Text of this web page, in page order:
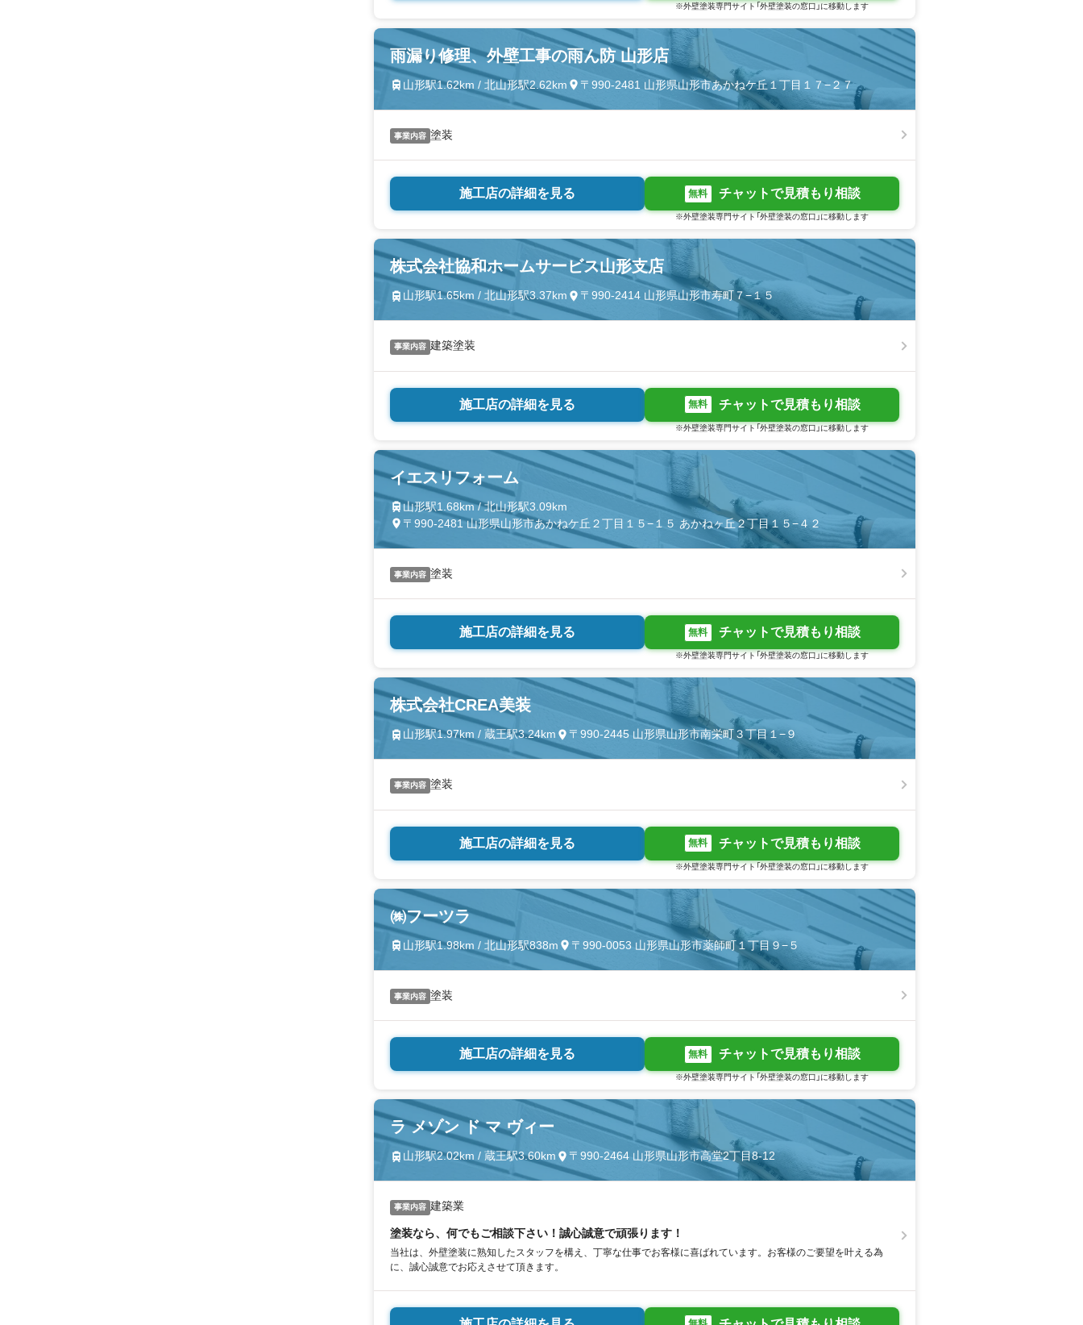
※外壁塗装専門サイト「外壁塗装の窓口」に移動します
雨漏り修理、外壁工事の雨ん防 山形店
山形駅1.62km / 北山形駅2.62km 〒990-2481 山形県山形市あかねケ丘１丁目１７−２７
事業内容 塗装
施工店の詳細を見る 無料 チャットで見積もり相談
※外壁塗装専門サイト「外壁塗装の窓口」に移動します
株式会社協和ホームサービス山形支店
山形駅1.65km / 北山形駅3.37km 〒990-2414 山形県山形市寿町７−１５
事業内容 建築塗装
施工店の詳細を見る 無料 チャットで見積もり相談
※外壁塗装専門サイト「外壁塗装の窓口」に移動します
イエスリフォーム
山形駅1.68km / 北山形駅3.09km
〒990-2481 山形県山形市あかねケ丘２丁目１５−１５ あかねヶ丘２丁目１５−４２
事業内容 塗装
施工店の詳細を見る 無料 チャットで見積もり相談
※外壁塗装専門サイト「外壁塗装の窓口」に移動します
株式会社CREA美装
山形駅1.97km / 蔵王駅3.24km 〒990-2445 山形県山形市南栄町３丁目１−９
事業内容 塗装
施工店の詳細を見る 無料 チャットで見積もり相談
※外壁塗装専門サイト「外壁塗装の窓口」に移動します
㈱フーツラ
山形駅1.98km / 北山形駅838m 〒990-0053 山形県山形市薬師町１丁目９−５
事業内容 塗装
施工店の詳細を見る 無料 チャットで見積もり相談
※外壁塗装専門サイト「外壁塗装の窓口」に移動します
ラ メゾン ド マ ヴィー
山形駅2.02km / 蔵王駅3.60km 〒990-2464 山形県山形市高堂2丁目8-12
事業内容 建築業
塗装なら、何でもご相談下さい！誠心誠意で頑張ります！
当社は、外壁塗装に熟知したスタッフを構え、丁寧な仕事でお客様に喜ばれています。お客様のご要望を叶える為
に、誠心誠意でお応えさせて頂きます。